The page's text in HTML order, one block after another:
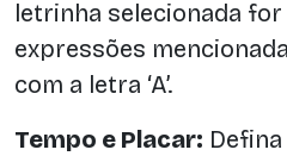
letrinha selecionada for
expressões
com a letra ‘A’.
Tempo e Placar: